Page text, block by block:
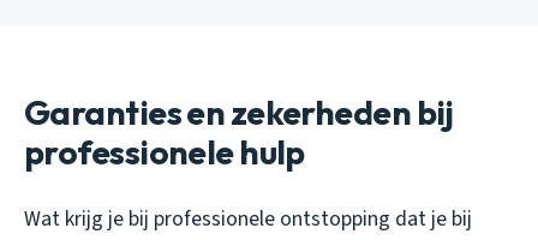
Garanties en zekerheden bij
professionele hulp
Wat krijg je bij professionele ontstopping dat je bij